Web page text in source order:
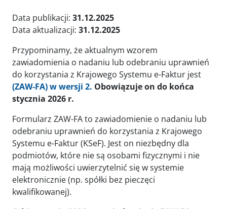
Data publikacji: 31.12.2025
Data aktualizacji: 31.12.2025
Przypominamy, że aktualnym wzorem
zawiadomienia o nadaniu lub odebraniu uprawnień
do korzystania z Krajowego Systemu e-Faktur jest
(ZAW-FA) w wersji 2. Obowiązuje on do końca
stycznia 2026 r.
Formularz ZAW-FA to zawiadomienie o nadaniu lub
odebraniu uprawnień do korzystania z Krajowego
Systemu e-Faktur (KSeF). Jest on niezbędny dla
podmiotów, które nie są osobami fizycznymi i nie
mają możliwości uwierzytelnić się w systemie
elektronicznie (np. spółki bez pieczęci
kwalifikowanej).